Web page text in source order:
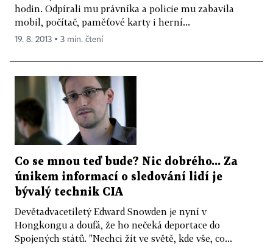
hodin. Odpírali mu právníka a policie mu zabavila
mobil, počítač, paměťové karty i herní...
19. 8. 2013 ▪ 3 min. čtení
Co se mnou teď bude? Nic dobrého... Za
únikem informací o sledování lidí je
bývalý technik CIA
Devětadvacetiletý Edward Snowden je nyní v
Hongkongu a doufá, že ho nečeká deportace do
Spojených států. "Nechci žít ve světě, kde vše, co...